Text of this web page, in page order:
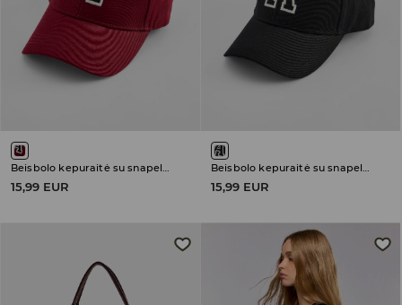
Beisbolo kepuraitė su snapeliu
15,99 EUR
Beisbolo kepuraitė su snapeliu
15,99 EUR